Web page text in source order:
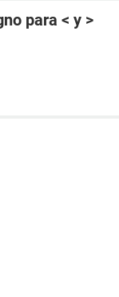
para < y >